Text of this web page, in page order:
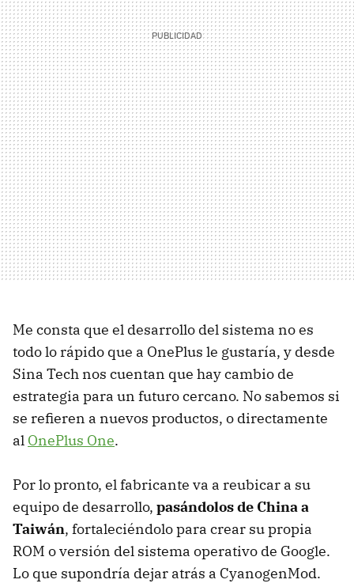
Me consta que el desarrollo del sistema no es
todo lo rápido que a OnePlus le gustaría, y desde
Sina Tech nos cuentan que hay cambio de
estrategia para un futuro cercano. No sabemos si
se refieren a nuevos productos, o directamente
al OnePlus One.
Por lo pronto, el fabricante va a reubicar a su
equipo de desarrollo, pasándolos de China a
Taiwán, fortaleciéndolo para crear su propia
ROM o versión del sistema operativo de Google.
Lo que supondría dejar atrás a CyanogenMod.